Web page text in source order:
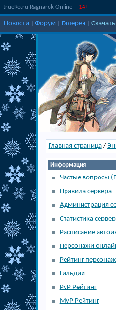
trueRo.ru Ragnarok Online 14+
Новости Форум Галерея
Главная страница/
Информация
Частые вопросы
Правила сервера
Администрация
Статистика
Расписание
Персонажи
Рейтинг
Гильдии
PvP Рейтинг
MvP Рейтинг